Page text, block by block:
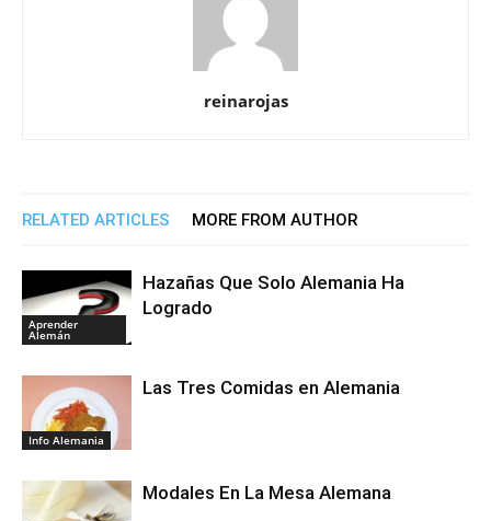
reinarojas
RELATED ARTICLES MORE FROM AUTHOR
Aprender
Alemán
Hazañas Que Solo Alemania Ha
Logrado
Info Alemania
Las Tres Comidas en Alemania
Modales En La Mesa Alemana